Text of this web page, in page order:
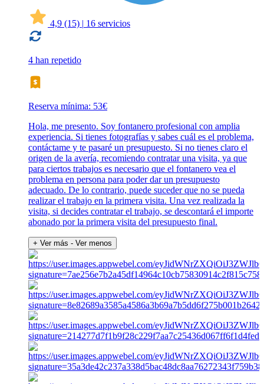
4,9 (15) | 16 servicios
4 han repetido
Reserva mínima: 53€
Hola, me presento. Soy fontanero profesional con amplia
experiencia. Si tienes fotografías y sabes cuál es el problema,
contáctame y te pasaré un presupuesto. Si no tienes claro el
origen de la avería, recomiendo contratar una visita, ya que
para ciertos trabajos es necesario que el fontanero vea el
problema en persona para poder dar un presupuesto
adecuado. De lo contrario, puede suceder que no se pueda
realizar el trabajo en la primera visita. Una vez realizada la
visita, si decides contratar el trabajo, se descontará el importe
abonado por la primera visita del presupuesto final.
+ Ver más - Ver menos